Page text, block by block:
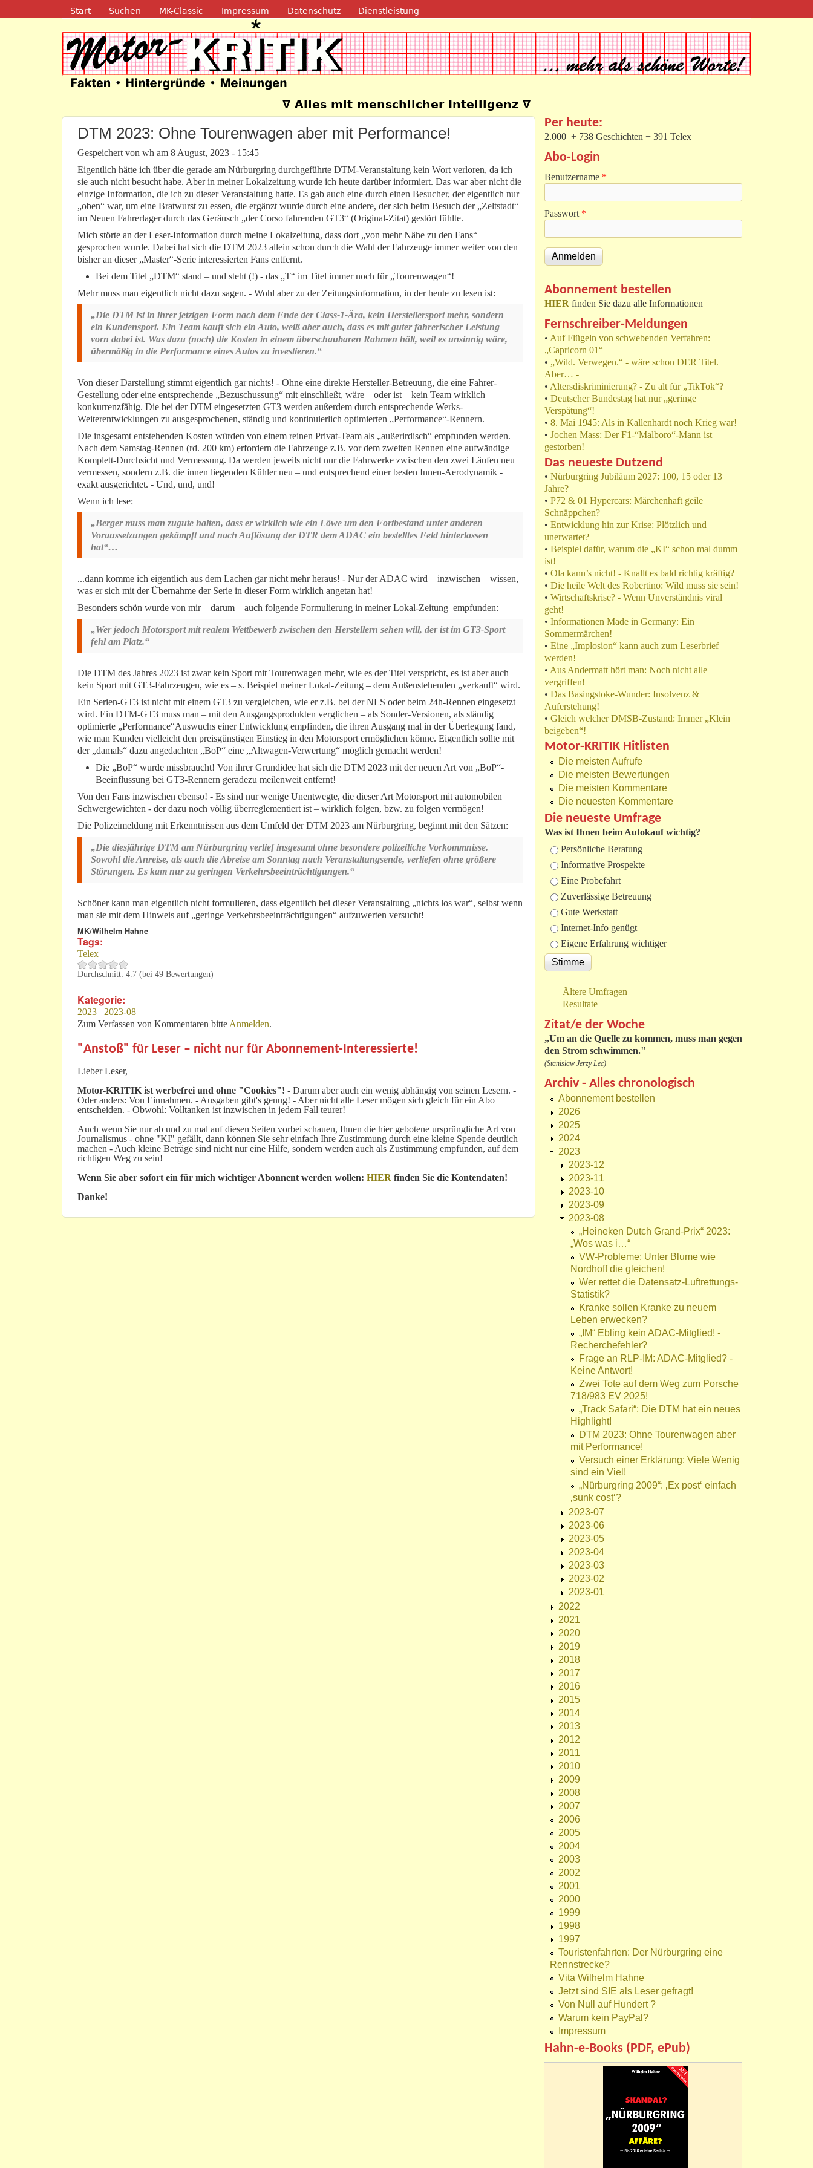
Direkt zum Inhalt
Navigation
Start Suchen MK-Classic Impressum Datenschutz Dienstleistung
Motor-Kritik.de∇ Alles mit menschlicher Intelligenz ∇
DTM 2023: Ohne Tourenwagen aber mit Performance!
Gespeichert von wh am 8 August, 2023 - 15:45
Eigentlich hätte ich über die gerade am Nürburgring durchgeführte DTM-Veranstaltung kein Wort verloren, da ich
sie auch nicht besucht habe. Aber in meiner Lokalzeitung wurde ich heute darüber informiert. Das war aber nicht die
einzige Information, die ich zu dieser Veranstaltung hatte. Es gab auch eine durch einen Besucher, der eigentlich nur
„oben“ war, um eine Bratwurst zu essen, die ergänzt wurde durch eine andere, der sich beim Besuch der „Zeltstadt“
im Neuen Fahrerlager durch das Geräusch „der Corso fahrenden GT3“ (Original-Zitat) gestört fühlte.
Mich störte an der Leser-Information durch meine Lokalzeitung, dass dort „von mehr Nähe zu den Fans“
gesprochen wurde. Dabei hat sich die DTM 2023 allein schon durch die Wahl der Fahrzeuge immer weiter von den
bisher an dieser „Master“-Serie interessierten Fans entfernt.
Bei dem Titel „DTM“ stand – und steht (!) - das „T“ im Titel immer noch für „Tourenwagen“!
Mehr muss man eigentlich nicht dazu sagen. - Wohl aber zu der Zeitungsinformation, in der heute zu lesen ist:
„Die DTM ist in ihrer jetzigen Form nach dem Ende der Class-1-Ära, kein Herstellersport mehr, sondern
ein Kundensport. Ein Team kauft sich ein Auto, weiß aber auch, dass es mit guter fahrerischer Leistung
vorn dabei ist. Was dazu (noch) die Kosten in einem überschaubaren Rahmen hält, weil es unsinnig wäre,
übermäßig in die Performance eines Autos zu investieren.“
Von dieser Darstellung stimmt eigentlich gar nichts! - Ohne eine direkte Hersteller-Betreuung, die eine Fahrer-
Gestellung oder eine entsprechende „Bezuschussung“ mit einschließt, wäre – oder ist – kein Team wirklich
konkurrenzfähig. Die bei der DTM eingesetzten GT3 werden außerdem durch entsprechende Werks-
Weiterentwicklungen zu ausgesprochenen, ständig und kontinuierlich optimierten „Performance“-Rennern.
Die insgesamt entstehenden Kosten würden von einem reinen Privat-Team als „außerirdisch“ empfunden werden.
Nach dem Samstag-Rennen (rd. 200 km) erfordern die Fahrzeuge z.B. vor dem zweiten Rennen eine aufwändige
Komplett-Durchsicht und Vermessung. Da werden jeweils nicht nur die Fahrwerke zwischen den zwei Läufen neu
vermessen, sondern z.B. die innen liegenden Kühler neu – und entsprechend einer besten Innen-Aerodynamik -
exakt ausgerichtet. - Und, und, und!
Wenn ich lese:
„Berger muss man zugute halten, dass er wirklich wie ein Löwe um den Fortbestand unter anderen
Voraussetzungen gekämpft und nach Auflösung der DTR dem ADAC ein bestelltes Feld hinterlassen
hat“…
...dann komme ich eigentlich aus dem Lachen gar nicht mehr heraus! - Nur der ADAC wird – inzwischen – wissen,
was er sich mit der Übernahme der Serie in dieser Form wirklich angetan hat!
Besonders schön wurde von mir – darum – auch folgende Formulierung in meiner Lokal-Zeitung empfunden:
„Wer jedoch Motorsport mit realem Wettbewerb zwischen den Herstellern sehen will, der ist im GT3-Sport
fehl am Platz.“
Die DTM des Jahres 2023 ist zwar kein Sport mit Tourenwagen mehr, wie es der Titel verspricht, es ist aber auch
kein Sport mit GT3-Fahrzeugen, wie es – s. Beispiel meiner Lokal-Zeitung – dem Außenstehenden „verkauft“ wird.
Ein Serien-GT3 ist nicht mit einem GT3 zu vergleichen, wie er z.B. bei der NLS oder beim 24h-Rennen eingesetzt
wird. Ein DTM-GT3 muss man – mit den Ausgangsprodukten verglichen – als Sonder-Versionen, als ständig
optimierte „Performance“Auswuchs einer Entwicklung empfinden, die ihren Ausgang mal in der Überlegung fand,
wie man Kunden vielleicht den preisgünstigen Einstieg in den Motorsport ermöglichen könne. Eigentlich sollte mit
der „damals“ dazu angedachten „BoP“ eine „Altwagen-Verwertung“ möglich gemacht werden!
Die „BoP“ wurde missbraucht! Von ihrer Grundidee hat sich die DTM 2023 mit der neuen Art von „BoP“-
Beeinflussung bei GT3-Rennern geradezu meilenweit entfernt!
Von den Fans inzwischen ebenso! - Es sind nur wenige Unentwegte, die dieser Art Motorsport mit automobilen
Schwergewichten - der dazu noch völlig überreglementiert ist – wirklich folgen, bzw. zu folgen vermögen!
Die Polizeimeldung mit Erkenntnissen aus dem Umfeld der DTM 2023 am Nürburgring, beginnt mit den Sätzen:
„Die diesjährige DTM am Nürburgring verlief insgesamt ohne besondere polizeiliche Vorkommnisse.
Sowohl die Anreise, als auch die Abreise am Sonntag nach Veranstaltungsende, verliefen ohne größere
Störungen. Es kam nur zu geringen Verkehrsbeeinträchtigungen.“
Schöner kann man eigentlich nicht formulieren, dass eigentlich bei dieser Veranstaltung „nichts los war“, selbst wenn
man sie mit dem Hinweis auf „geringe Verkehrsbeeinträchtigungen“ aufzuwerten versucht!
MK/Wilhelm Hahne
Tags:
Telex
Durchschnitt: 4.7 (bei 49 Bewertungen)
Kategorie:
2023
2023-08
Zum Verfassen von Kommentaren bitte Anmelden.
"Anstoß" für Leser – nicht nur für Abonnement-Interessierte!
Lieber Leser,
Motor-KRITIK ist werbefrei und ohne "Cookies"! - Darum aber auch ein wenig abhängig von seinen Lesern. -
Oder anders: Von Einnahmen. - Ausgaben gibt's genug! - Aber nicht alle Leser mögen sich gleich für ein Abo
entscheiden. - Obwohl: Volltanken ist inzwischen in jedem Fall teurer!
Auch wenn Sie nur ab und zu mal auf diesen Seiten vorbei schauen, Ihnen die hier gebotene ursprüngliche Art von
Journalismus - ohne "KI" gefällt, dann können Sie sehr einfach Ihre Zustimmung durch eine kleine Spende deutlich
machen - Auch kleine Beträge sind nicht nur eine Hilfe, sondern werden auch als Zustimmung empfunden, auf dem
richtigen Weg zu sein!
Wenn Sie aber sofort ein für mich wichtiger Abonnent werden wollen: HIER finden Sie die Kontendaten!
Danke!
Per heute:
2.000 + 738 Geschichten + 391 Telex
Abo-Login
Benutzername *
Passwort *
Abonnement bestellen
HIER finden Sie dazu alle Informationen
Fernschreiber-Meldungen
• Auf Flügeln von schwebenden Verfahren:
„Capricorn 01“
• „Wild. Verwegen.“ - wäre schon DER Titel.
Aber… -
• Altersdiskriminierung? - Zu alt für „TikTok“?
• Deutscher Bundestag hat nur „geringe
Verspätung“!
• 8. Mai 1945: Als in Kallenhardt noch Krieg war!
• Jochen Mass: Der F1-“Malboro“-Mann ist
gestorben!
Das neueste Dutzend
• Nürburgring Jubiläum 2027: 100, 15 oder 13
Jahre?
• P72 & 01 Hypercars: Märchenhaft geile
Schnäppchen?
• Entwicklung hin zur Krise: Plötzlich und
unerwartet?
• Beispiel dafür, warum die „KI“ schon mal dumm
ist!
• Ola kann’s nicht! - Knallt es bald richtig kräftig?
• Die heile Welt des Robertino: Wild muss sie sein!
• Wirtschaftskrise? - Wenn Unverständnis viral
geht!
• Informationen Made in Germany: Ein
Sommermärchen!
• Eine „Implosion“ kann auch zum Leserbrief
werden!
• Aus Andermatt hört man: Noch nicht alle
vergriffen!
• Das Basingstoke-Wunder: Insolvenz &
Auferstehung!
• Gleich welcher DMSB-Zustand: Immer „Klein
beigeben“!
Motor-KRITIK Hitlisten
Die meisten Aufrufe
Die meisten Bewertungen
Die meisten Kommentare
Die neuesten Kommentare
Die neueste Umfrage
Was ist Ihnen beim Autokauf wichtig?
Auswahlmöglichkeiten
Persönliche Beratung
Informative Prospekte
Eine Probefahrt
Zuverlässige Betreuung
Gute Werkstatt
Internet-Info genügt
Eigene Erfahrung wichtiger
Ältere Umfragen
Resultate
Zitat/e der Woche
„Um an die Quelle zu kommen, muss man gegen
den Strom schwimmen."
(Stanislaw Jerzy Lec)
Archiv - Alles chronologisch
Abonnement bestellen
2026
2025
2024
2023
2023-12
2023-11
2023-10
2023-09
2023-08
„Heineken Dutch Grand-Prix“ 2023:
„Wos was i…“
VW-Probleme: Unter Blume wie
Nordhoff die gleichen!
Wer rettet die Datensatz-Luftrettungs-
Statistik?
Kranke sollen Kranke zu neuem
Leben erwecken?
„IM“ Ebling kein ADAC-Mitglied! -
Recherchefehler?
Frage an RLP-IM: ADAC-Mitglied? -
Keine Antwort!
Zwei Tote auf dem Weg zum Porsche
718/983 EV 2025!
„Track Safari“: Die DTM hat ein neues
Highlight!
DTM 2023: Ohne Tourenwagen aber
mit Performance!
Versuch einer Erklärung: Viele Wenig
sind ein Viel!
„Nürburgring 2009“: ‚Ex post‘ einfach
‚sunk cost‘?
2023-07
2023-06
2023-05
2023-04
2023-03
2023-02
2023-01
2022
2021
2020
2019
2018
2017
2016
2015
2014
2013
2012
2011
2010
2009
2008
2007
2006
2005
2004
2003
2002
2001
2000
1999
1998
1997
Touristenfahrten: Der Nürburgring eine
Rennstrecke?
Vita Wilhelm Hahne
Jetzt sind SIE als Leser gefragt!
Von Null auf Hundert ?
Warum kein PayPal?
Impressum
Hahn-e-Books (PDF, ePub)